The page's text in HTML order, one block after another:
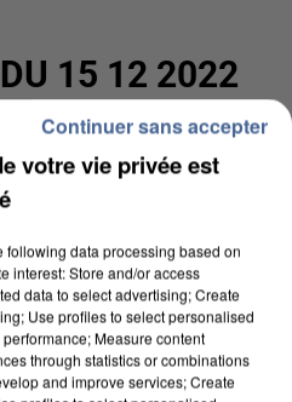
15 12 2022
votre vie privée est
following data processing based on
interest: Store and/or access
data to select advertising; Create
Use profiles to select personalised
Measure content
through statistics or combinations
and improve services; Create
Continuer sans accepter